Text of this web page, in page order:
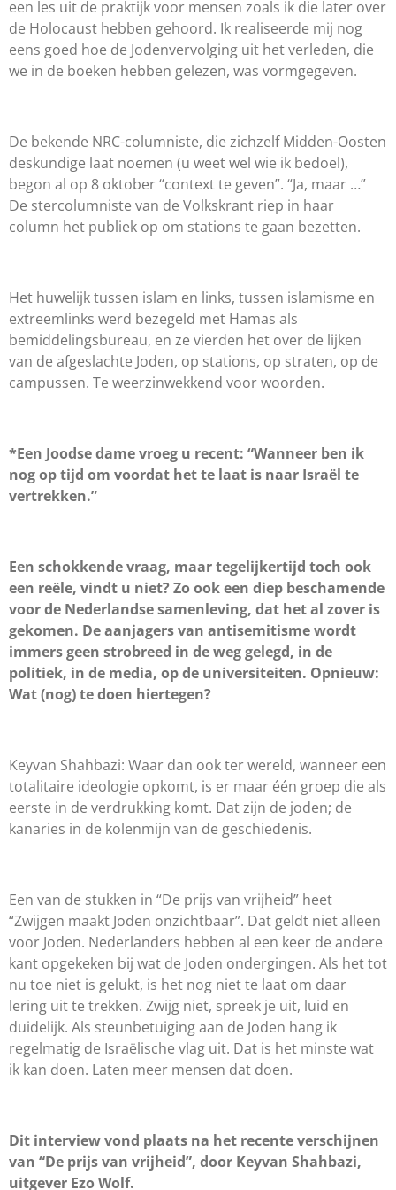
een les uit de praktijk voor mensen zoals ik die later over
de Holocaust hebben gehoord. Ik realiseerde mij nog
eens goed hoe de Jodenvervolging uit het verleden, die
we in de boeken hebben gelezen, was vormgegeven.
De bekende NRC-columniste, die zichzelf Midden-Oosten
deskundige laat noemen (u weet wel wie ik bedoel),
begon al op 8 oktober “context te geven”. “Ja, maar …”
De stercolumniste van de Volkskrant riep in haar
column het publiek op om stations te gaan bezetten.
Het huwelijk tussen islam en links, tussen islamisme en
extreemlinks werd bezegeld met Hamas als
bemiddelingsbureau, en ze vierden het over de lijken
van de afgeslachte Joden, op stations, op straten, op de
campussen. Te weerzinwekkend voor woorden.
*Een Joodse dame vroeg u recent: “Wanneer ben ik
nog op tijd om voordat het te laat is naar Israël te
vertrekken.”
Een schokkende vraag, maar tegelijkertijd toch ook
een reële, vindt u niet? Zo ook een diep beschamende
voor de Nederlandse samenleving, dat het al zover is
gekomen. De aanjagers van antisemitisme wordt
immers geen strobreed in de weg gelegd, in de
politiek, in de media, op de universiteiten. Opnieuw:
Wat (nog) te doen hiertegen?
Keyvan Shahbazi: Waar dan ook ter wereld, wanneer een
totalitaire ideologie opkomt, is er maar één groep die als
eerste in de verdrukking komt. Dat zijn de joden; de
kanaries in de kolenmijn van de geschiedenis.
Een van de stukken in “De prijs van vrijheid” heet
“Zwijgen maakt Joden onzichtbaar”. Dat geldt niet alleen
voor Joden. Nederlanders hebben al een keer de andere
kant opgekeken bij wat de Joden ondergingen. Als het tot
nu toe niet is gelukt, is het nog niet te laat om daar
lering uit te trekken. Zwijg niet, spreek je uit, luid en
duidelijk. Als steunbetuiging aan de Joden hang ik
regelmatig de Israëlische vlag uit. Dat is het minste wat
ik kan doen. Laten meer mensen dat doen.
Dit interview vond plaats na het recente verschijnen
van “De prijs van vrijheid”, door Keyvan Shahbazi,
uitgever Ezo Wolf.